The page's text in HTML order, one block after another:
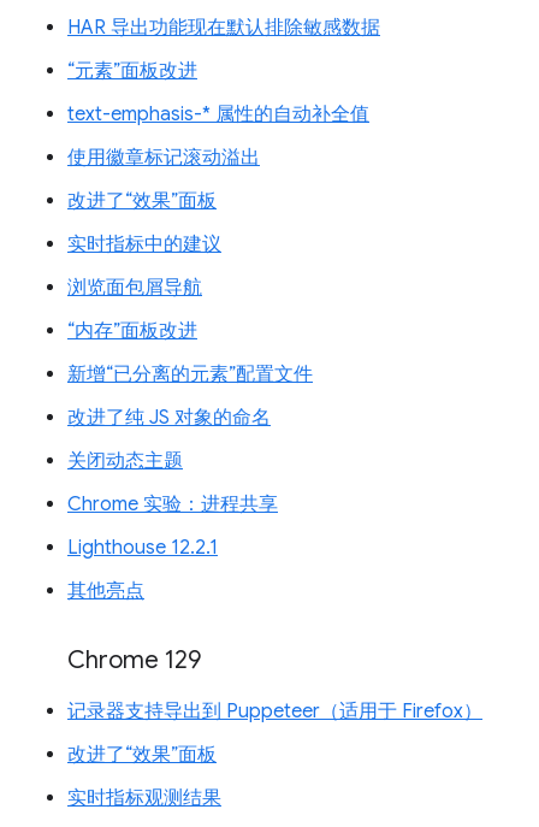
HAR 导出功能现在默认排除敏感数据
“元素”面板改进
text-emphasis-* 属性的自动补全值
使用徽章标记滚动溢出
改进了“效果”面板
实时指标中的建议
浏览面包屑导航
“内存”面板改进
新增“已分离的元素”配置文件
改进了纯 JS 对象的命名
关闭动态主题
Chrome 实验：进程共享
Lighthouse 12.2.1
其他亮点
Chrome 129
记录器支持导出到 Puppeteer（适用于 Firefox）
改进了“效果”面板
实时指标观测结果